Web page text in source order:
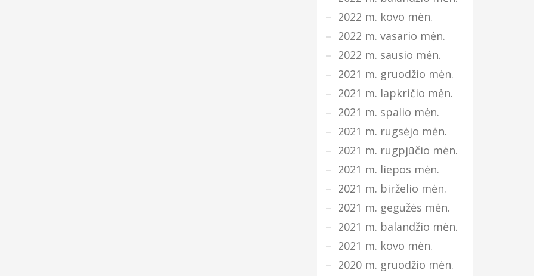
2022 m. kovo mėn.
2022 m. vasario mėn.
2022 m. sausio mėn.
2021 m. gruodžio mėn.
2021 m. lapkričio mėn.
2021 m. spalio mėn.
2021 m. rugsėjo mėn.
2021 m. rugpjūčio mėn.
2021 m. liepos mėn.
2021 m. birželio mėn.
2021 m. gegužės mėn.
2021 m. balandžio mėn.
2021 m. kovo mėn.
2020 m. gruodžio mėn.